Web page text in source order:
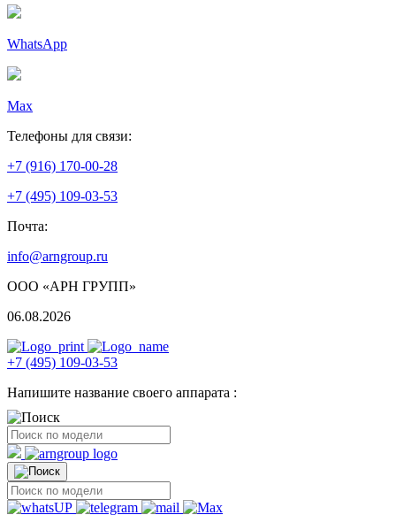
WhatsApp
Max
Телефоны для связи:
+7 (916) 170-00-28
+7 (495) 109-03-53
Почта:
info@arngroup.ru
ООО «АРН ГРУПП»
06.08.2026
+7 (495) 109-03-53
Напишите название своего аппарата :